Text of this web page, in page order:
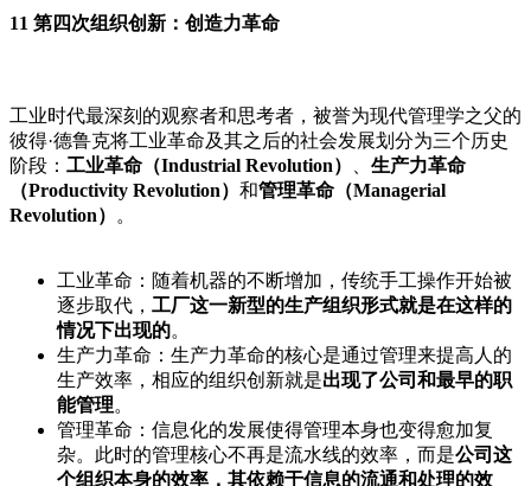
11 第四次组织创新：创造力革命
工业时代最深刻的观察者和思考者，被誉为现代管理学之父的
彼得·德鲁克将工业革命及其之后的社会发展划分为三个历史
阶段： 工业革命（Industrial Revolution）
生产力革命
（Productivity Revolution） 和管理革命（Managerial
Revolution）
。
工业革命：随着机器的不断增加，传统手工操作开始被
逐步取代， 工厂这一新型的生产组织形式就是在这样的
情况下出现的。
生产力革命：生产力革命的核心是通过管理来提高人的
生产效率，相应的组织创新就是出现了公司和最早的职
能管理。
管理革命：信息化的发展使得管理本身也变得愈加复
杂。此时的管理核心不再是流水线的效率，而是公司这
个组织本身的效率，其依赖于信息的流通和处理的效